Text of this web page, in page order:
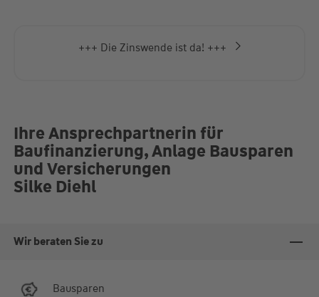
+++ Die Zinswende ist da! +++
Ihre Ansprechpartnerin für
Baufinanzierung, Anlage Bausparen
und Versicherungen
Silke Diehl
Wir beraten Sie zu
Bausparen